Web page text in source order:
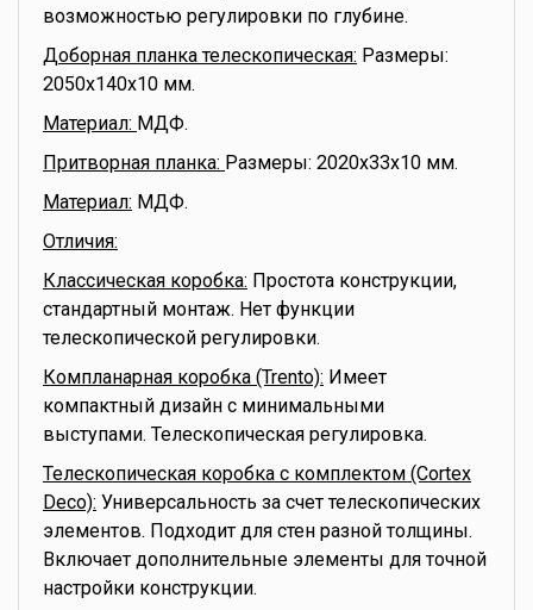
возможностью регулировки по глубине.
Доборная планка телескопическая: Размеры:
2050x140x10 мм.
Материал: МДФ.
Притворная планка: Размеры: 2020x33x10 мм.
Материал: МДФ.
Отличия:
Классическая коробка: Простота конструкции,
стандартный монтаж. Нет функции
телескопической регулировки.
Компланарная коробка (Trento): Имеет
компактный дизайн с минимальными
выступами. Телескопическая регулировка.
Телескопическая коробка с комплектом (Cortex
Deco): Универсальность за счет телескопических
элементов. Подходит для стен разной толщины.
Включает дополнительные элементы для точной
настройки конструкции.